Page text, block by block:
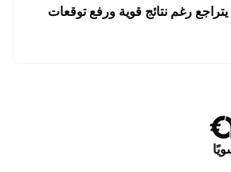
رغم نتائج قوية ورفع توقعات